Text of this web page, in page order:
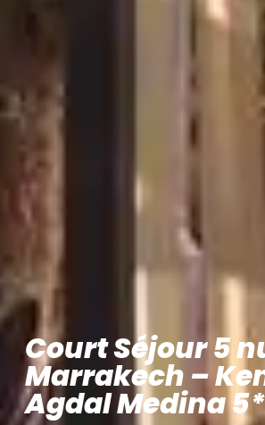
Court Séjour 5
Marrakech –
Agdal Medina 5*